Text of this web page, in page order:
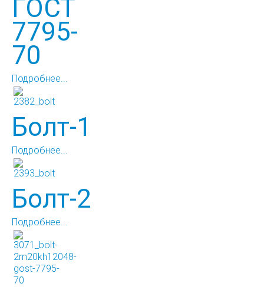
ГОСТ
7795-
70
Подробнее...
Болт-1
Подробнее...
Болт-2
Подробнее...